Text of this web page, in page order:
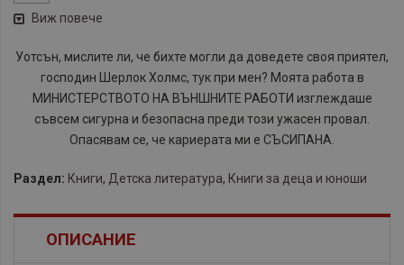
Виж повече
Уотсън, мислите ли, че бихте могли да доведете своя приятел,
господин Шерлок Холмс, тук при мен? Моята работа в
МИНИСТЕРСТВОТО НА ВЪНШНИТЕ РАБОТИ изглеждаше
съвсем сигурна и безопасна преди този ужасен провал.
Опасявам се, че кариерата ми е СЪСИПАНА.
Раздел: Книги, Детска литература, Книги за деца и юноши
ОПИСАНИЕ